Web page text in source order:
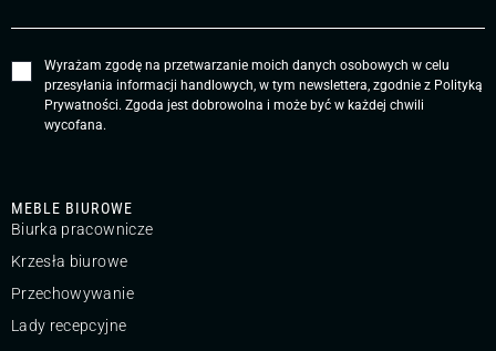
MEBLE BIUROWE
Biurka pracownicze
Krzesła biurowe
Przechowywanie
Lady recepcyjne
Wyrażam zgodę na przetwarzanie moich danych osobowych w celu
przesyłania informacji handlowych, w tym newslettera, zgodnie z Polityką
Prywatności. Zgoda jest dobrowolna i może być w każdej chwili
wycofana.